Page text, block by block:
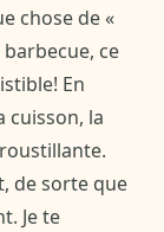
chose de «
barbecue, ce
En
cuisson, la
de sorte que
Je te